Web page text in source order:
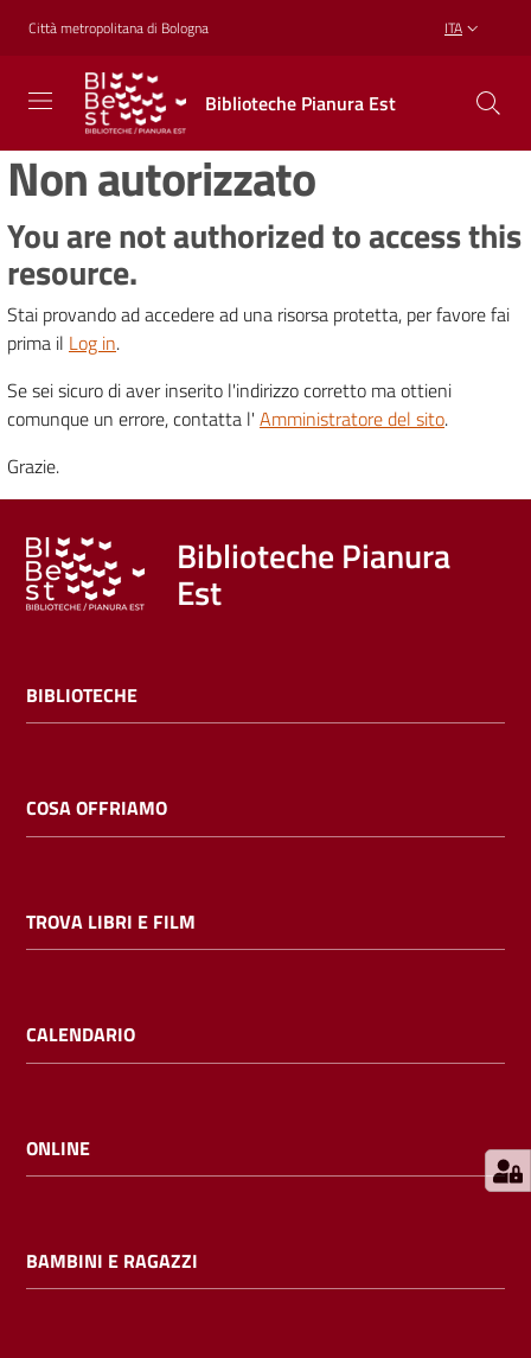
Vai al contenuto
Vai alla navigazione
Vai al footer
Città metropolitana di Bologna ITA
Biblioteche Pianura Est
Biblioteche
Pianura
Est
CONOSCERE,
CREARE,
Biblioteche
Cosa
offriamo
Trova
libri
e
film
Calendario
i
Non autorizzato
You are not authorized to access this
resource.
Stai provando ad accedere ad una risorsa protetta, per favore fai
prima il Log in.
Se sei sicuro di aver inserito l'indirizzo corretto ma ottieni
comunque un errore, contatta l' Amministratore del sito.
Grazie.
Biblioteche Pianura
Est
BIBLIOTECHE
COSA OFFRIAMO
TROVA LIBRI E FILM
CALENDARIO
ONLINE
BAMBINI E RAGAZZI